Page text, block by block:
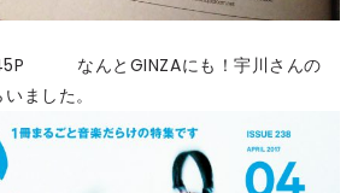
なんとGINZAにも！宇川さんの
ました。